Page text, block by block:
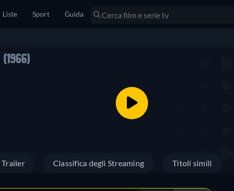
Liste Sport Guida
(1966)
Trailer Classifica degli Streaming Titoli simili